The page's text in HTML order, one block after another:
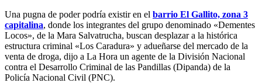
Una pugna de poder podría existir en el barrio El Gallito, zona 3
capitalina, donde los integrantes del grupo denominado «Dementes
Locos», de la Mara Salvatrucha, buscan desplazar a la histórica
estructura criminal «Los Caradura» y adueñarse del mercado de la
venta de droga, dijo a La Hora un agente de la División Nacional
contra el Desarrollo Criminal de las Pandillas (Dipanda) de la
Policía Nacional Civil (PNC).